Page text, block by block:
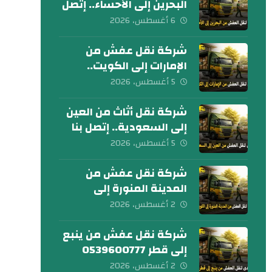
البحرين إلى الأحساء.. إتصل
بنا الآن
6 أغسطس، 2026
شركة نقل عفش من
الإمارات إلى الكويت..
تواصل معنا الآن
5 أغسطس، 2026
شركة نقل أثاث من العين
إلى السعودية.. إتصل بنا
اليوم
5 أغسطس، 2026
شركة نقل عفش من
المدينة المنورة إلى
الكويت 0539600777
2 أغسطس، 2026
شركة نقل عفش من ينبع
إلى قطر 0539600777
2 أغسطس، 2026